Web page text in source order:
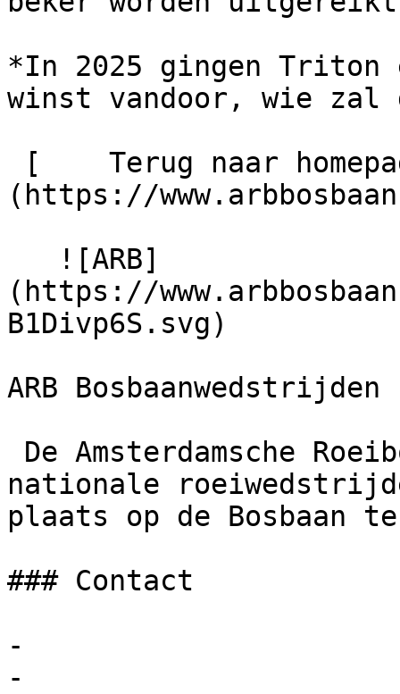
*In 2025 gingen Triton
winst vandoor, wie
(https://
(https://
B1Divp6S.svg)
ARB Bosbaanwedstrijden
nationale
plaats op de Bosbaan
### Contact
-
-